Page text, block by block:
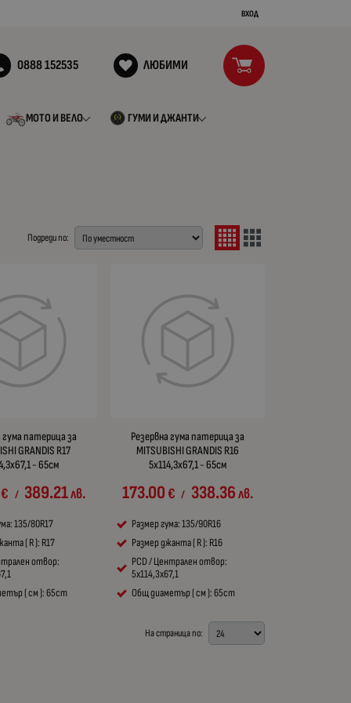
ВХОД
0888 152535 ЛЮБИМИ
МОТО И ВЕЛО ГУМИ И ДЖАНТИ
Подреди по:
гума патерица за
GRANDIS R17
- 65см
€ / 389.21лв.
135/80R17
( R ): R17
отвор:
( см ): 65cm
Резервна гума патерица за
MITSUBISHI GRANDIS R16
5x114,3x67,1 - 65см
173.00€ / 338.36лв.
Размер гума: 135/90R16
Размер джанта ( R ): R16
PCD / Централен отвор:
5x114,3x67,1
Общ диаметър ( см ): 65cm
На страница по: